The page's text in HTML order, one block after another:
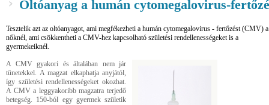
Oltóanyag a humán cytomegalovirus-
Tesztelik azt az oltóanyagot, ami megfékezheti a humán cytomegalovirus - fertőzést (CMV) a
nőknél, ami csökkentheti a CMV-hez kapcsolható születési rendellenességeket is a
gyermekeiknél.
A CMV gyakori és általában nem jár
tünetekkel. A magzat elkaphatja anyjától,
így születési rendellenességeket okozhat.
A CMV a leggyakoribb magzatra terjedő
betegség. 150-ból egy gyermek születik